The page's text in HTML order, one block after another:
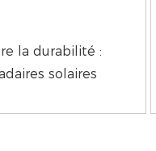
la durabilité :
solaires